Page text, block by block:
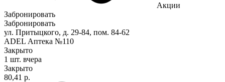
Акции
Забронировать
Забронировать
ул. Притыцкого, д. 29-84, пом. 84-62
ADEL Аптека №110
Закрыто
1 шт. вчера
Закрыто
80,41 р.